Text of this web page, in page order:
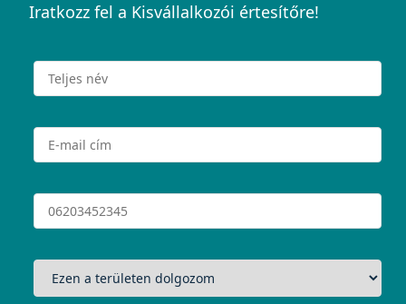
Iratkozz fel a Kisvállalkozói értesítőre!